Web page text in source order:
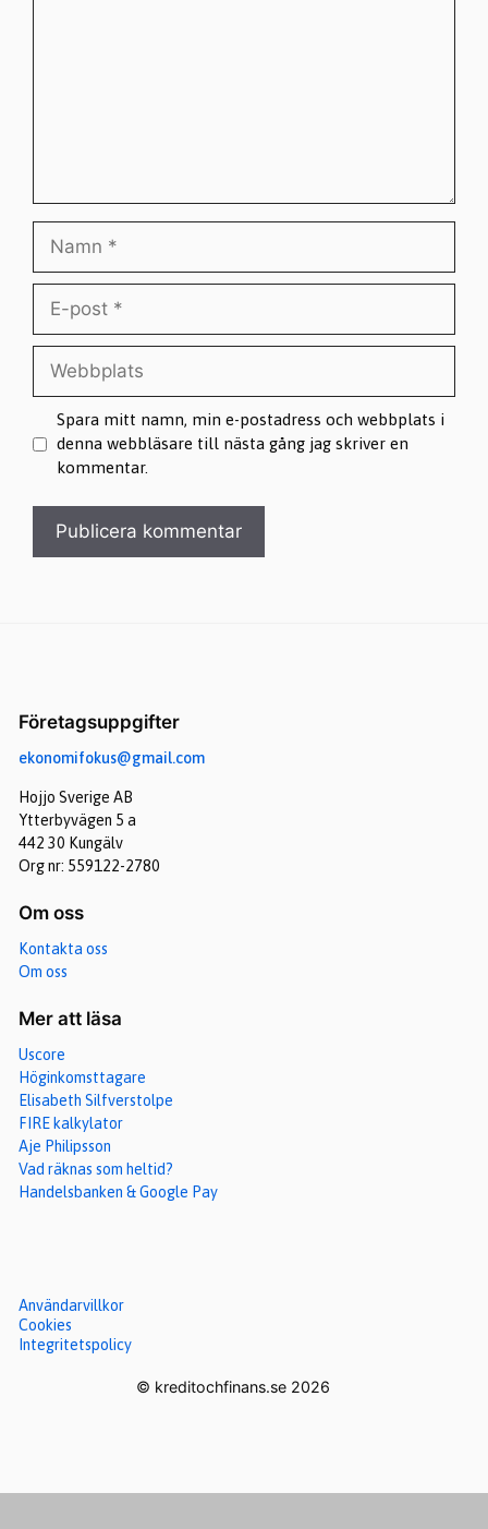
Namn
Webbplats
Spara mitt namn, min e-postadress och webbplats i
denna webbläsare till nästa gång jag skriver en
kommentar.
Företagsuppgifter
ekonomifokus@gmail.com
Hojjo Sverige AB
Ytterbyvägen 5 a
442 30 Kungälv
Org nr: 559122-2780
Om oss
Kontakta oss
Om oss
Mer att läsa
Uscore
Höginkomsttagare
Elisabeth Silfverstolpe
FIRE kalkylator
Aje Philipsson
Vad räknas som heltid?
Handelsbanken & Google Pay
Användarvillkor
Cookies
Integritetspolicy
© kreditochfinans.se 2026